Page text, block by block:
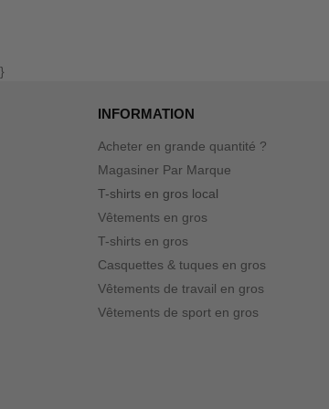
}
INFORMATION
Acheter en grande quantité ?
Magasiner Par Marque
T-shirts en gros local
Vêtements en gros
T-shirts en gros
Casquettes & tuques en gros
Vêtements de travail en gros
Vêtements de sport en gros